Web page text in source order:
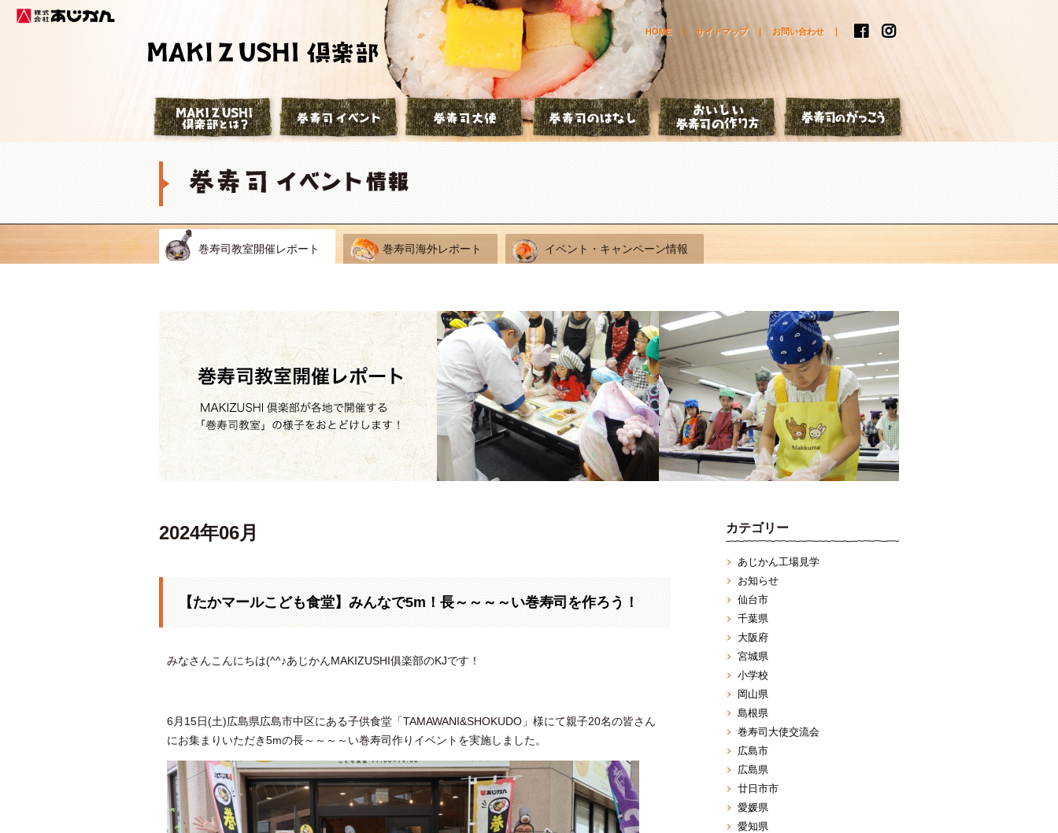
株式会社あじかん お問い合わせ
サイトマップ
HOME
巻寿司倶楽部とは？ 巻寿司イベント 巻寿司大使 巻寿司のはなし おいしい巻寿司の作り方
巻寿司教室開催レポート 巻寿司海外レポート イベント・キャンペーン情報
2024年06月
【たかマールこども食堂】みんなで5m！長～～～～い巻寿司を作ろう！
みなさんこんにちは(^^♪あじかんMAKIZUSHI俱楽部のKJです！
6月15日(土)広島県広島市中区にある子供食堂「TAMAWANI&SHOKUDO」様にて親子20名の皆さん
にお集まりいただき5mの長～～～～い巻寿司作りイベントを実施しました。
カテゴリー
あじかん工場見学
お知らせ
仙台市
千葉県
大阪府
宮城県
小学校
岡山県
島根県
巻寿司大使交流会
広島市
広島県
廿日市市
愛媛県
愛知県